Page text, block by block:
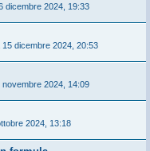
dicembre 2024, 19:33
15 dicembre 2024, 20:53
2024, 14:09
2024, 13:18